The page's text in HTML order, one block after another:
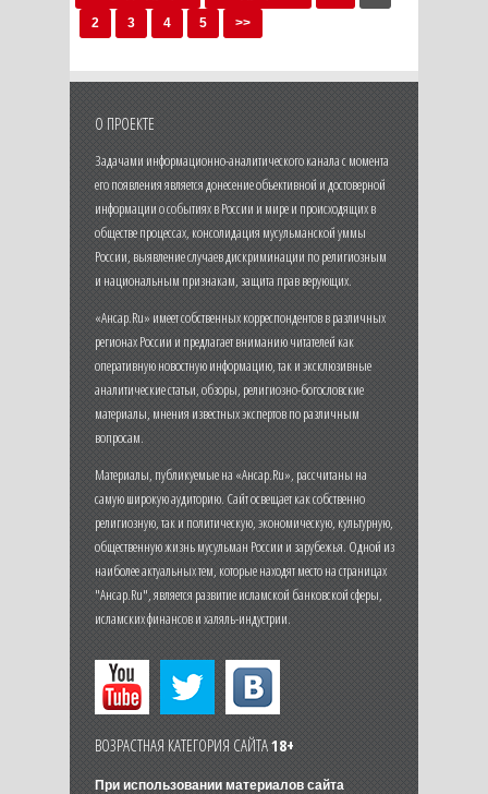
2
3 4 5 >>
О ПРОЕКТЕ
Задачами информационно-аналитического канала с момента
его появления является донесение объективной и достоверной
информации о событиях в России и мире и происходящих в
обществе процессах, консолидация мусульманской уммы
России, выявление случаев дискриминации по религиозным
и национальным признакам, защита прав верующих.
«Ансар.Ru» имеет собственных корреспондентов в различных
регионах России и предлагает вниманию читателей как
оперативную новостную информацию, так и эксклюзивные
аналитические статьи, обзоры, религиозно-богословские
материалы, мнения известных экспертов по различным
вопросам.
Материалы, публикуемые на «Ансар.Ru», рассчитаны на
самую широкую аудиторию. Сайт освещает как собственно
религиозную, так и политическую, экономическую, культурную,
общественную жизнь мусульман России и зарубежья. Одной из
наиболее актуальных тем, которые находят место на страницах
"Ансар.Ru", является развитие исламской банковской сферы,
исламских финансов и халяль-индустрии.
ВОЗРАСТНАЯ КАТЕГОРИЯ САЙТА18+
При использовании материалов сайта